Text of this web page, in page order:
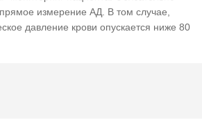
измерение АД. В том случае,
давление крови опускается ниже 80